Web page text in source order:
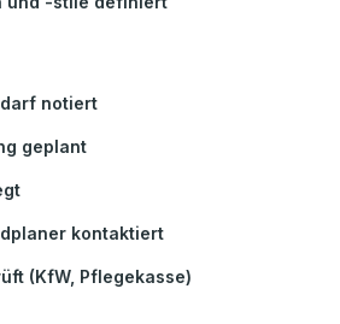
notiert
geplant
kontaktiert
(KfW, Pflegekasse)